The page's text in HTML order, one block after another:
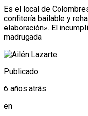
Es el local de
confitería bailable y
elaboración». El
madrugada
Publicado
6 años atrás
en